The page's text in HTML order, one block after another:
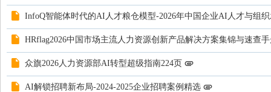
InfoQ智能体时代的AI人才粮仓模型-2026年中国企业AI人才与组
HRflag2026中国市场主流人力资源创新产品解决方案集锦与速查手
众旗2026人力资源部AI转型超级指南224页
AI解锁招聘新布局-2024-2025企业招聘案例精选